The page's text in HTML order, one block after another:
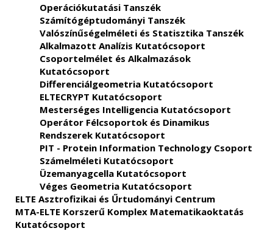
Operációkutatási Tanszék
Számítógéptudományi Tanszék
Valószínűségelméleti és Statisztika Tanszék
Alkalmazott Analízis Kutatócsoport
Csoportelmélet és Alkalmazások
Kutatócsoport
Differenciálgeometria Kutatócsoport
ELTECRYPT Kutatócsoport
Mesterséges Intelligencia Kutatócsoport
Operátor Félcsoportok és Dinamikus
Rendszerek Kutatócsoport
PIT - Protein Information Technology Csoport
Számelméleti Kutatócsoport
Üzemanyagcella Kutatócsoport
Véges Geometria Kutatócsoport
ELTE Asztrofizikai és Űrtudományi Centrum
MTA-ELTE Korszerű Komplex Matematikaoktatás
Kutatócsoport